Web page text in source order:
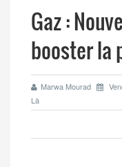
Gaz :
booster la
Marwa Mourad
Là